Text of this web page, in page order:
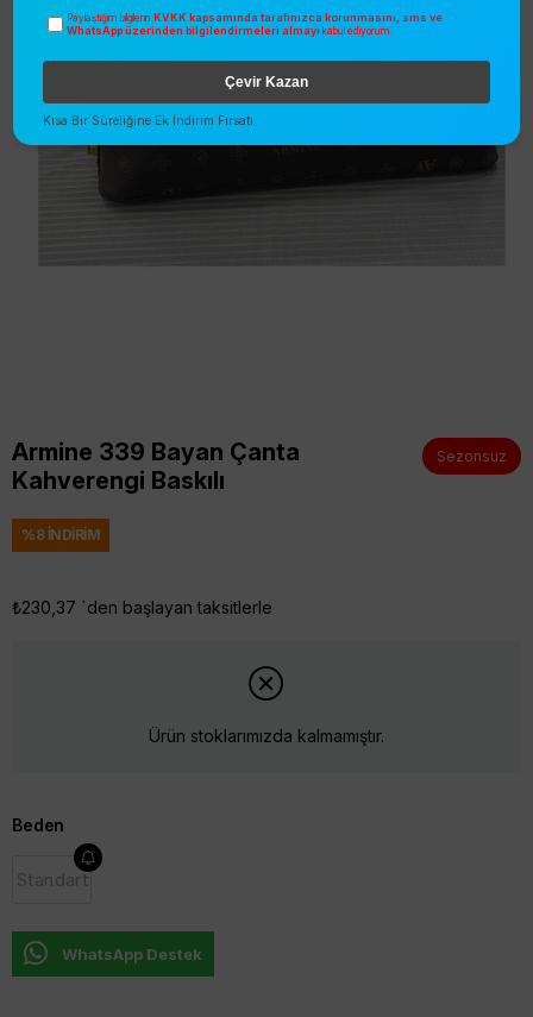
Armine 339 Bayan Çanta
Kahverengi Baskılı
Sezonsuz
%8 İNDIRIM
₺230,37 `den başlayan taksitlerle
Ürün stoklarımızda kalmamıştır.
Beden
Standart
WhatsApp Destek
Paylaştığım bilgilerin KVKK kapsamında tarafınızca korunmasını, sms ve
WhatsApp üzerinden bilgilendirmeleri almayı kabul ediyorum.
Çevir Kazan
Kısa Bir Süreliğine Ek İndirim Fırsatı